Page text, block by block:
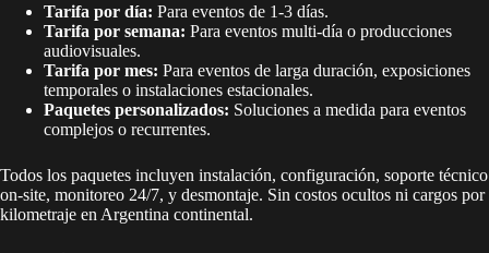
Tarifa por día: Para eventos de 1-3 días.
Tarifa por semana: Para eventos multi-día o producciones
audiovisuales.
Tarifa por mes: Para eventos de larga duración, exposiciones
temporales o instalaciones estacionales.
Paquetes personalizados: Soluciones a medida para eventos
complejos o recurrentes.
Todos los paquetes incluyen instalación, configuración, soporte técnico
on-site, monitoreo 24/7, y desmontaje. Sin costos ocultos ni cargos por
kilometraje en Argentina continental.